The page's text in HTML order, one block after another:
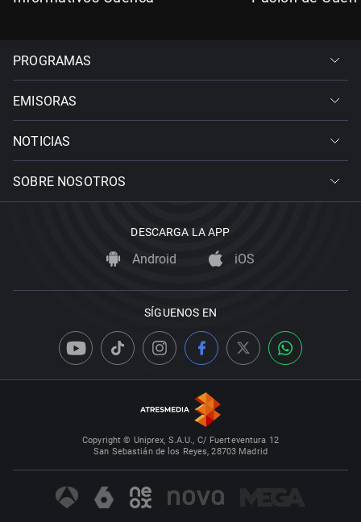
PROGRAMAS
EMISORAS
NOTICIAS
SOBRE NOSOTROS
DESCARGA LA APP
Android iOS
SÍGUENOS EN
Copyright © Uniprex, S.A.U., C/ Fuerteventura 12
San Sebastián de los Reyes, 28703 Madrid